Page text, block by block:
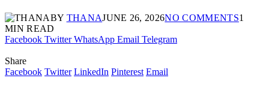
BY THANAJUNE 26, 2026NO COMMENTS1
MIN READ
Facebook Twitter WhatsApp Email Telegram
Share
Facebook Twitter LinkedIn Pinterest Email